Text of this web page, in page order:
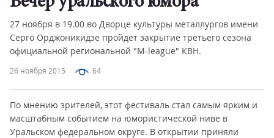
26 ноября 2015 64
27 ноября в 19.00 во Дворце культуры металлургов имени
Серго Орджоникидзе пройдёт закрытие третьего сезона
официальной региональной "M-league" КВН.
По мнению зрителей, этот фестиваль стал самым ярким и
масштабным событием на юмористической ниве в
Уральском федеральном округе. В открытии приняли